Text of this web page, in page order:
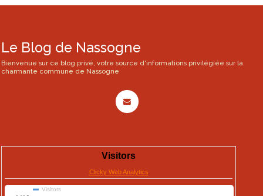
Le Blog de Nassogne
Bienvenue sur ce blog privé, votre source d'informations privilégiée sur la
charmante commune de Nassogne